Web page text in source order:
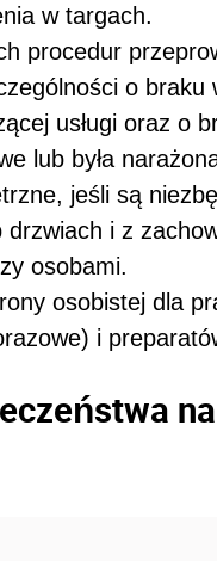
w targach.
procedur
o
usługi oraz o
lub była
jeśli są
i z
osobami.
osobistej dla
i